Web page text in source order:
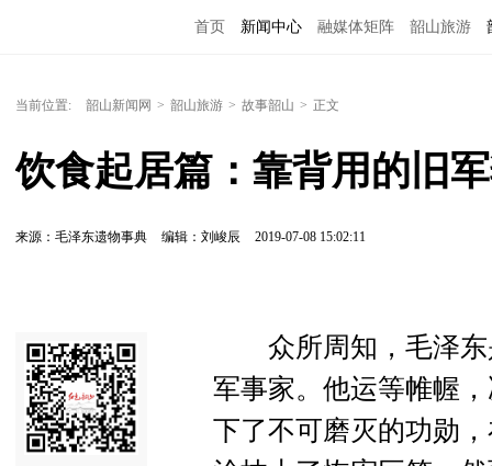
首页 新闻中心 融媒体矩阵 韶山旅游
当前位置: 韶山新闻网 > 韶山旅游 > 故事韶山 > 正文
饮食起居篇：靠背用的旧
来源：毛泽东遗物事典 编辑：刘峻辰 2019-07-08 15:02:11
众所周知，毛泽东
军事家。他运等帷幄
下了不可磨灭的功勋